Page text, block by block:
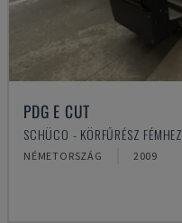
PDG E CUT
SCHÜCO - KÖRFŰRÉSZ FÉMHEZ
NÉMETORSZÁG 2009